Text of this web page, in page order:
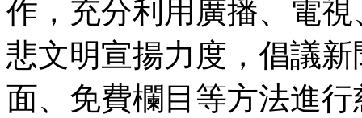
作，充分利用廣播、電
悲文明宣揚力度，倡議
面、免費欄目等方法進